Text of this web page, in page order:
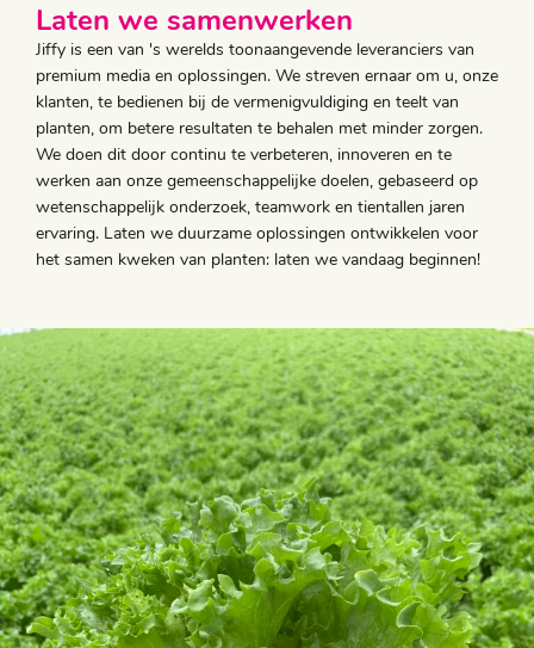
Laten we samenwerken
Jiffy is een van 's werelds toonaangevende leveranciers van
premium media en oplossingen. We streven ernaar om u, onze
klanten, te bedienen bij de vermenigvuldiging en teelt van
planten, om betere resultaten te behalen met minder zorgen.
We doen dit door continu te verbeteren, innoveren en te
werken aan onze gemeenschappelijke doelen, gebaseerd op
wetenschappelijk onderzoek, teamwork en tientallen jaren
ervaring. Laten we duurzame oplossingen ontwikkelen voor
het samen kweken van planten: laten we vandaag beginnen!